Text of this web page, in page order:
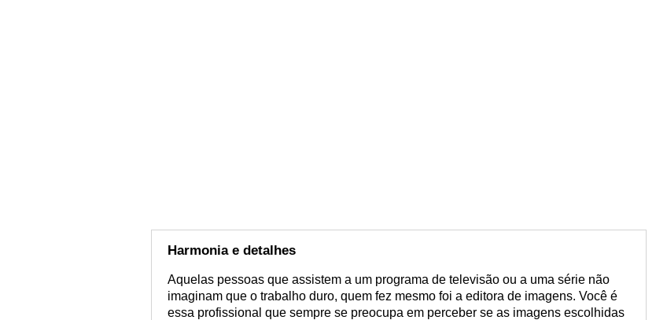
Harmonia e detalhes
Aquelas pessoas que assistem a um programa de televisão ou a uma série não
imaginam que o trabalho duro, quem fez mesmo foi a editora de imagens. Você é
essa profissional que sempre se preocupa em perceber se as imagens escolhidas